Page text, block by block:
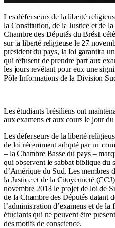
Les défenseurs de la liberté
la Constitution, de la Justice et de
Chambre des Députés du Brésil
sur la liberté religieuse le 27
président du pays, la loi garantira
qui refusent de prendre part aux
les jours revêtant pour eux une
Pôle Informations de la Division
Les étudiants brésiliens ont
aux examens et aux cours le jour du
Les défenseurs de la liberté
de loi récemment adopté par un
– la Chambre Basse du pays –
qui observent le sabbat biblique du
d’Amérique du Sud. Les membres
la Justice et de la Citoyenneté
novembre 2018 le projet de loi de
de la Chambre des Députés datant
l’administration d’examens et de la
étudiants qui ne peuvent être
des motifs de conscience.